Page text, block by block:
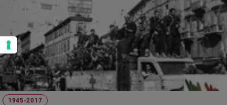
1945-2017